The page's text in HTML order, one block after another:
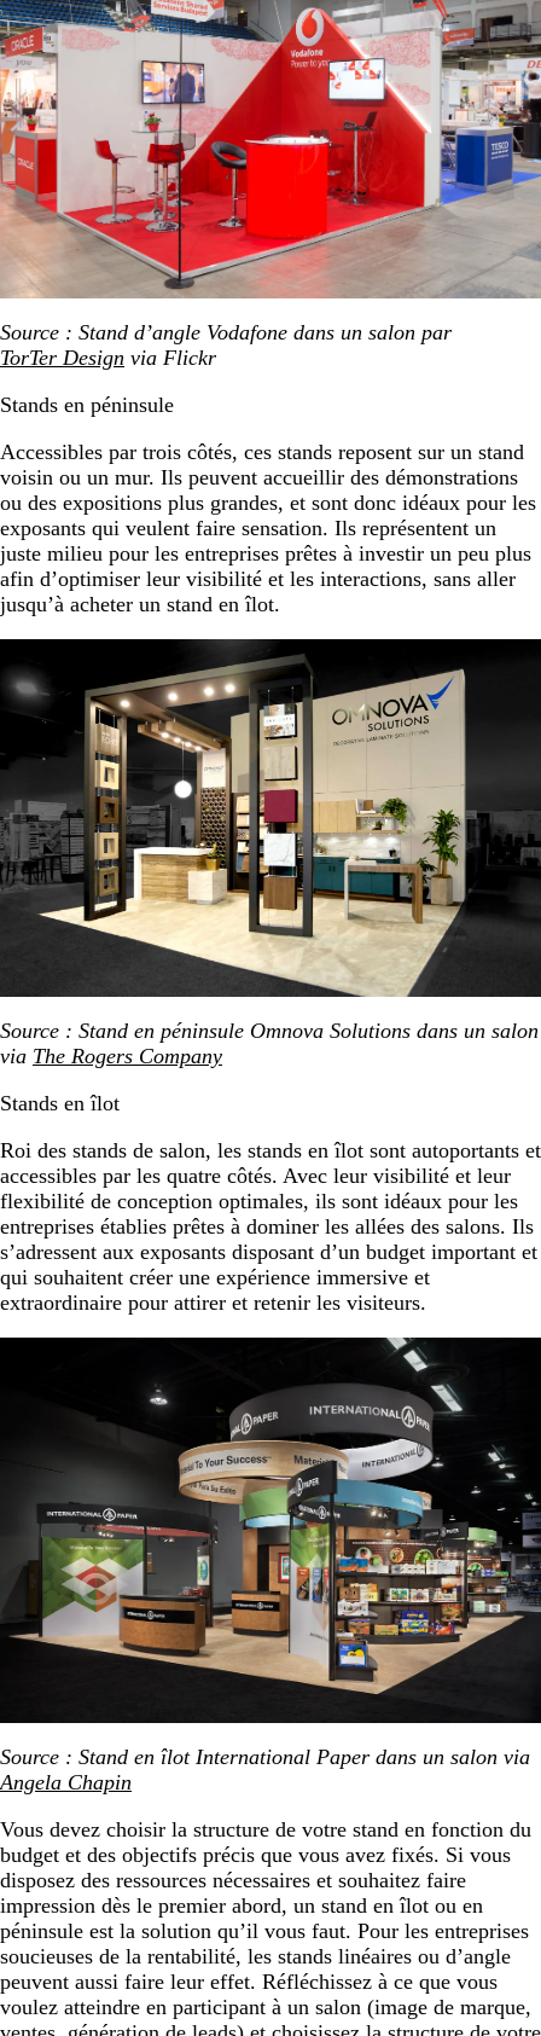
Source : Stand d’angle Vodafone dans un salon par
TorTer Design via Flickr
Stands en péninsule
Accessibles par trois côtés, ces stands reposent sur un stand
voisin ou un mur. Ils peuvent accueillir des démonstrations
ou des expositions plus grandes, et sont donc idéaux pour les
exposants qui veulent faire sensation. Ils représentent un
juste milieu pour les entreprises prêtes à investir un peu plus
afin d’optimiser leur visibilité et les interactions, sans aller
jusqu’à acheter un stand en îlot.
Source : Stand en péninsule Omnova Solutions dans un salon
via The Rogers Company
Stands en îlot
Roi des stands de salon, les stands en îlot sont autoportants et
accessibles par les quatre côtés. Avec leur visibilité et leur
flexibilité de conception optimales, ils sont idéaux pour les
entreprises établies prêtes à dominer les allées des salons. Ils
s’adressent aux exposants disposant d’un budget important et
qui souhaitent créer une expérience immersive et
extraordinaire pour attirer et retenir les visiteurs.
Source : Stand en îlot International Paper dans un salon via
Angela Chapin
Vous devez choisir la structure de votre stand en fonction du
budget et des objectifs précis que vous avez fixés. Si vous
disposez des ressources nécessaires et souhaitez faire
impression dès le premier abord, un stand en îlot ou en
péninsule est la solution qu’il vous faut. Pour les entreprises
soucieuses de la rentabilité, les stands linéaires ou d’angle
peuvent aussi faire leur effet. Réfléchissez à ce que vous
voulez atteindre en participant à un salon (image de marque,